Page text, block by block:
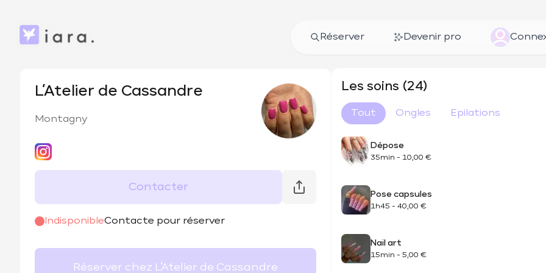
Réserver Devenir pro
L’Atelier de Cassandre
Montagny
Contacter
IndisponibleContacte pour réserver
@adc_esthetique
Réserver chez L’Atelier de Cassandre
Les soins (24)
Tout Ongles Epilations
Dépose
35min - 10,00 €
Pose capsules
1h45 - 40,00 €
Nail art
15min - 5,00 €